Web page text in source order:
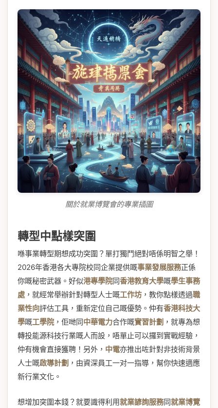
關於就業博覽會的專業插圖
轉型中點樣突圍
喺事業轉型期想成功突圍？單打獨鬥絕對唔係明智之舉！
2026年香港各大專院校同企業提供嘅事業發展服務正係
你嘅秘密武器。好似港專學院同香港教育大學嘅學生事務
處 ，就經常舉辦針對轉型人士嘅工作坊，教你點樣透過職
業性向評估工具，重新定位自己嘅優勢。仲有香港科技大
學嘅工學院，佢哋同中華電力合作嘅實習計劃 ，就專為想
轉投能源科技行業嘅人而設，唔單止可以攞到實戰經驗，
仲有機會直接獲聘！另外， 中電亦推出咗針對非技術背景
人士嘅啟導計劃 ，由資深員工一对一指導，幫你快速適應
新行業文化。
想增加突圍本錢？就要識得利用就業諺詢服務同就業博覽